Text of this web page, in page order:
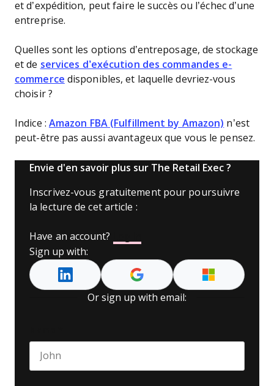
et d’expédition, peut faire le succès ou l’échec d’une
entreprise.
Quelles sont les options d’entreposage, de stockage
et de services d’exécution des commandes e-
commerce disponibles, et laquelle devriez-vous
choisir ?
Indice : Amazon FBA (Fulfillment by Amazon) n’est
peut-être pas aussi avantageux que vous le pensez.
Envie d'en savoir plus sur The Retail Exec ?
Inscrivez-vous gratuitement pour poursuivre
la lecture de cet article :
Have an account?
Sign up with:
Or sign up with email: